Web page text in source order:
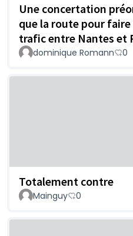
Une concertation
que la route pour faire
trafic entre Nantes et
dominique Romann 0
Totalement contre
Mainguy 0